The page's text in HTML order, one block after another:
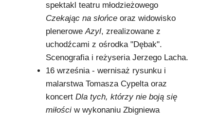
spektakl teatru młodzieżowego
Czekając na słońce oraz widowisko
pleneroweAzyl, zrealizowane z
uchodźcami z ośrodka "Dębak".
Scenografia i reżyseria Jerzego Lacha.
16 września - wernisaż rysunku i
malarstwa Tomasza Cypelta oraz
koncert Dla tych, którzy nie boją się
miłości w wykonaniu Zbigniewa